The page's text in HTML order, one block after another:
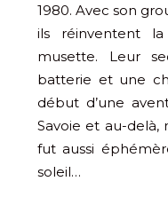
1980. Avec son
ils réinventent
musette. Leur
batterie et une
début d’une
Savoie et au-
fut aussi
soleil​…